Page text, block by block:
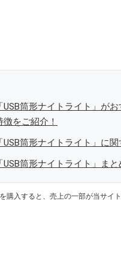
USB筒形ナイトライト」がお
をご紹介！
USB筒形ナイトライト」に関
USB筒形ナイトライト」まと
購入すると、売上の一部が当サイ